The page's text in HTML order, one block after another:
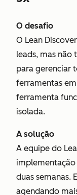
O desafio
O Lean
leads, mas não
para gerenciar
ferramentas
ferramenta
isolada.
A solução
A equipe do
duas semanas.
agendando